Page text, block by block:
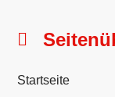
Startseite